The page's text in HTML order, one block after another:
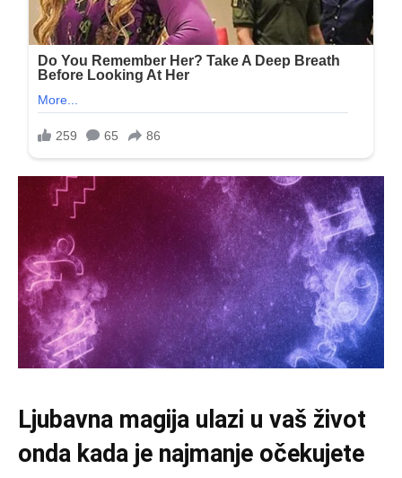
Ljubavna magija ulazi u vaš život
onda kada je najmanje očekujete